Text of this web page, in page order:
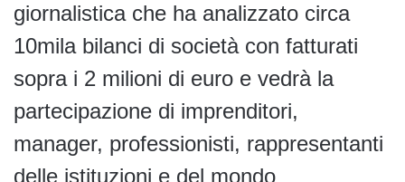
giornalistica che ha analizzato circa
10mila bilanci di società con fatturati
sopra i 2 milioni di euro e vedrà la
partecipazione di imprenditori,
manager, professionisti, rappresentanti
delle istituzioni e del mondo